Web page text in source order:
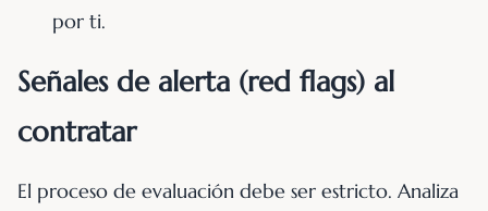
por ti.
Señales de alerta (red flags) al
contratar
El proceso de evaluación debe ser estricto. Analiza